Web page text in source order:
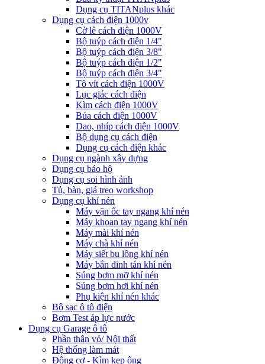
Dụng cụ TITANplus khác
Dụng cụ cách điện 1000v
Cờ lê cách điện 1000V
Bộ tuýp cách điện 1/4"
Bộ tuýp cách điện 3/8"
Bộ tuýp cách điện 1/2"
Bộ tuýp cách điện 3/4"
Tô vít cách điện 1000V
Lục giác cách điện
Kìm cách điện 1000V
Búa cách điện 1000V
Dao, nhíp cách điện 1000V
Bộ dụng cụ cách điện
Dụng cụ cách điện khác
Dụng cụ ngành xây dựng
Dụng cụ bảo hộ
Dụng cụ soi hình ảnh
Tủ, bàn, giá treo workshop
Dụng cụ khí nén
Máy vặn ốc tay ngang khí nén
Máy khoan tay ngang khí nén
Máy mài khí nén
Máy chà khí nén
Máy siết bu lông khí nén
Máy bắn đinh tán khí nén
Súng bơm mỡ khí nén
Súng bơm hơi khí nén
Phụ kiện khí nén khác
Bộ sạc ô tô điện
Bơm Test áp lực nước
Dụng cụ Garage ô tô
Phần thân vỏ/ Nội thất
Hệ thống làm mát
Động cơ - Kìm kẹp ống